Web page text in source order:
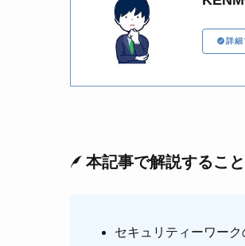
詳細
本記事で解説すること
セキュリティーワーク